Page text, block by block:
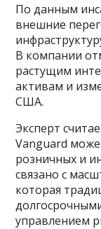
По данным
внешние
В компании
растущим
активам и
США.
Эксперт
Vanguard
розничных и
связано с
которая
управлением